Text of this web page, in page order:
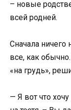
– новые
всей родней.
Сначала
все, как
«на грудь»,
— Я вот что